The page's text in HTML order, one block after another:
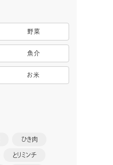
野菜
魚介
お米
ひき肉
とりミンチ